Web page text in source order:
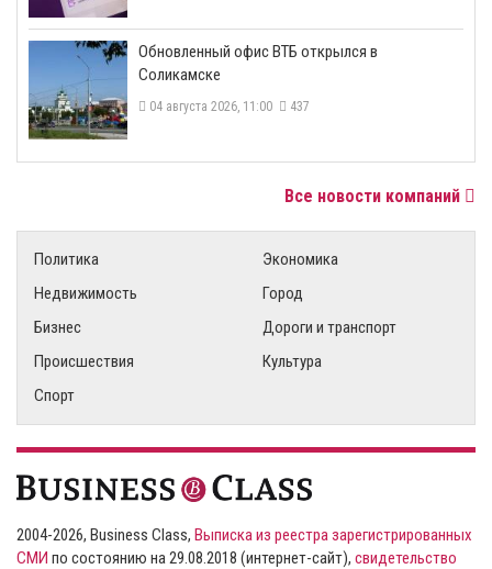
​Обновленный офис ВТБ открылся в
Соликамске
04 августа 2026, 11:00 437
Все новости компаний
Политика
Экономика
Недвижимость
Город
Бизнес
Дороги и транспорт
Происшествия
Культура
Спорт
2004-2026, Business Class, Выписка из реестра зарегистрированных
СМИ по состоянию на 29.08.2018 (интернет-сайт), свидетельство